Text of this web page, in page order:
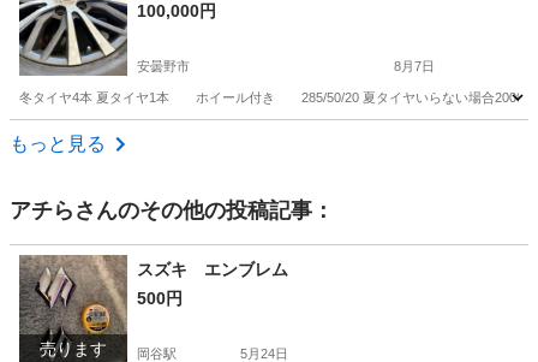
100,000円
安曇野市 8月7日
冬タイヤ4本 夏タイヤ1本 ホイール付き 285/50/20 夏タイヤいらない場合20000
長野 安曇野市
もっと見る
アチら さんのその他の投稿記事：
売ります
スズキ エンブレム
500円
岡谷駅 5月24日